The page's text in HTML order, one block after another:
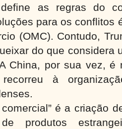
as regras do
para os conflitos
(OMC). Contudo,
do que considera
China, por sua vez, é
à
comercial” é a criação
produtos